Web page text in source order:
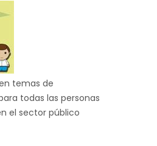
temas de
todas las personas
el sector público